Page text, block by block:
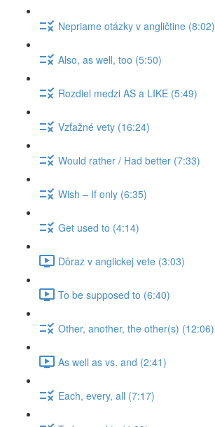
Nepriame otázky v angličtine (8:02)
Also, as well, too (5:50)
Rozdiel medzi AS a LIKE (5:49)
Vzťažné vety (16:24)
Would rather / Had better (7:33)
Wish – If only (6:35)
Get used to (4:14)
Dôraz v anglickej vete (3:03)
To be supposed to (6:40)
Other, another, the other(s) (12:06)
As well as vs. and (2:41)
Each, every, all (7:17)